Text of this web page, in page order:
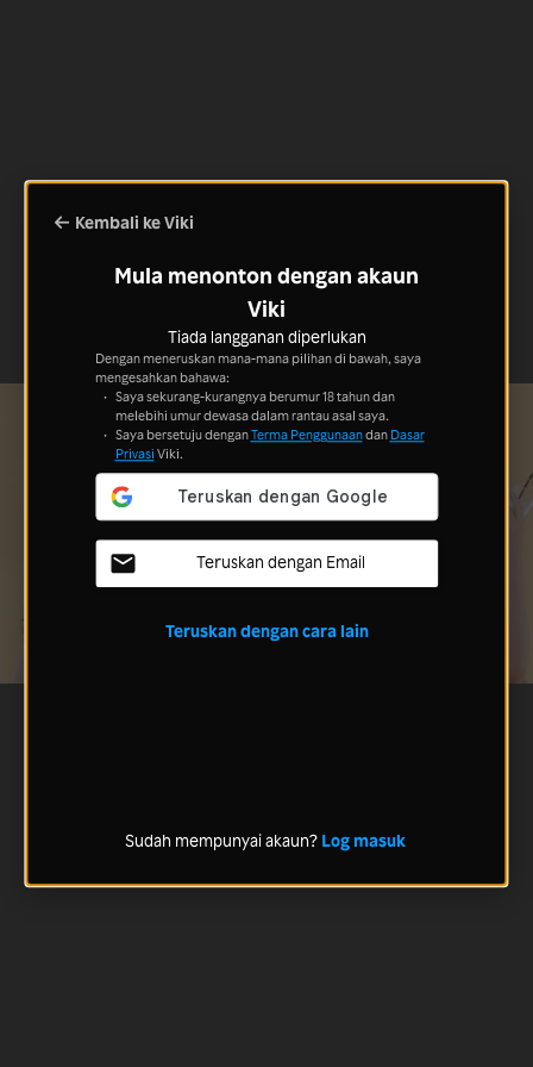
Kembali ke Viki
Mula menonton dengan akaun
Viki
Tiada langganan diperlukan
Dengan meneruskan mana-mana pilihan di bawah, saya
mengesahkan bahawa:
Saya sekurang-kurangnya berumur 18 tahun dan
melebihi umur dewasa dalam rantau asal saya.
Saya bersetuju denganTerma Penggunaandan Dasar
Privasi Viki.
Teruskan dengan Email
Teruskan dengan cara lain
Sudah mempunyai akaun? Log masuk